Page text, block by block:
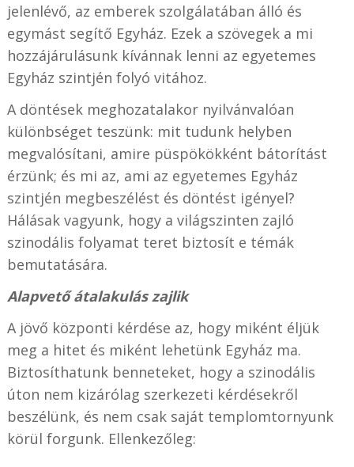
jelenlévő, az emberek szolgálatában álló és
egymást segítő Egyház. Ezek a szövegek a mi
hozzájárulásunk kívánnak lenni az egyetemes
Egyház szintjén folyó vitához.
A döntések meghozatalakor nyilvánvalóan
különbséget teszünk: mit tudunk helyben
megvalósítani, amire püspökökként bátorítást
érzünk; és mi az, ami az egyetemes Egyház
szintjén megbeszélést és döntést igényel?
Hálásak vagyunk, hogy a világszinten zajló
szinodális folyamat teret biztosít e témák
bemutatására.
Alapvető átalakulás zajlik
A jövő központi kérdése az, hogy miként éljük
meg a hitet és miként lehetünk Egyház ma.
Biztosíthatunk benneteket, hogy a szinodális
úton nem kizárólag szerkezeti kérdésekről
beszélünk, és nem csak saját templomtornyunk
körül forgunk. Ellenkezőleg: